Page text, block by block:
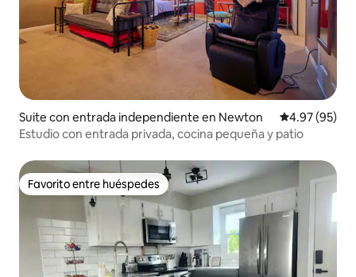
Suite con entrada independiente en Newton Calificación
4.97 (95)
Estudio con entrada privada, cocina pequeña y patio
Favorito entre huéspedes
Favorito entre huéspedes